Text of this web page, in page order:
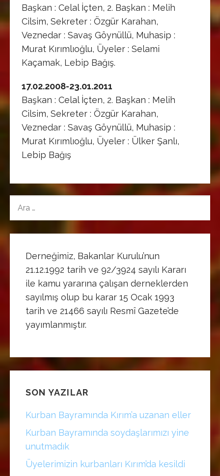
Başkan : Celal İçten, 2. Başkan : Melih
Cilsim, Sekreter : Özgür Karahan,
Veznedar : Savaş Göynüllü, Muhasip :
Murat Kırımlıoğlu, Üyeler : Selami
Kaçamak, Lebip Bağış.
17.02.2008-23.01.2011
Başkan : Celal İçten, 2. Başkan : Melih
Cilsim, Sekreter : Özgür Karahan,
Veznedar : Savaş Göynüllü, Muhasip :
Murat Kırımlıoğlu, Üyeler : Ülker Şanlı,
Lebip Bağış
Derneğimiz, Bakanlar Kurulu’nun
21.12.1992 tarih ve 92/3924 sayılı Kararı
ile kamu yararına çalışan derneklerden
sayılmış olup bu karar 15 Ocak 1993
tarih ve 21466 sayılı Resmî Gazete’de
yayımlanmıştır.
SON YAZILAR
Kurban Bayramında Kırım’a uzanan eller
Kurban Bayramında soydaşlarımızı yine
unutmadık
Üyelerimizin kurbanları Kırım’da kesildi